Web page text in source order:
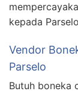
kepada
Vendor
Parselo
Butuh boneka